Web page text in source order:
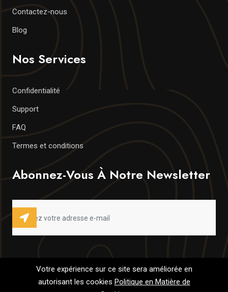
Contactez-nous
Blog
Nos Services
Confidentialité
Support
FAQ
Termes et conditions
Abonnez-Vous À Notre Newsletter
Votre expérience sur ce site sera améliorée en
autorisant les cookies Politique en Matière de